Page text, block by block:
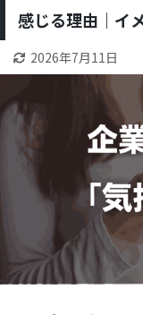
感じる理由｜イ
2026年7月11日